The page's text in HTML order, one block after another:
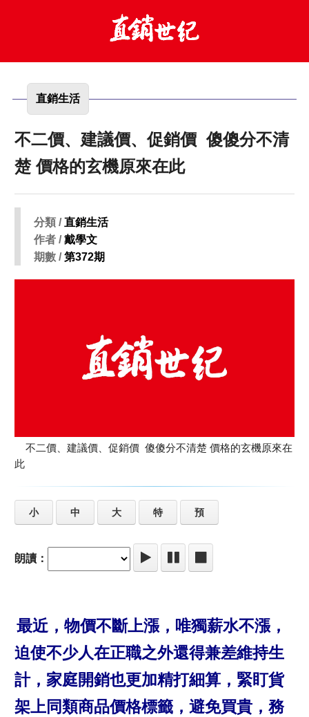
直銷生活
不二價、建議價、促銷價 傻傻分不清
楚 價格的玄機原來在此
分類 /直銷生活
作者 /戴學文
期數 /第372期
不二價、建議價、促銷價 傻傻分不清楚 價格的玄機原來在
此
小 中 大 特 預
朗讀：
最近，物價不斷上漲，唯獨薪水不漲，
迫使不少人在正職之外還得兼差維持生
計，家庭開銷也更加精打細算，緊盯貨
架上同類商品價格標籤，避免買貴，務